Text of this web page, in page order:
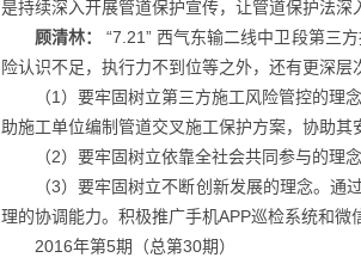
是持续深入开展管道保护宣传，让管道保护法
顾清林： “7.21” 西气东输二线中卫段第三
险认识不足，执行力不到位等之外，还有更深
（1）要牢固树立第三方施工风险管控的
助施工单位编制管道交叉施工保护方案，协助
（2）要牢固树立依靠全社会共同参与的
（3）要牢固树立不断创新发展的理念。
理的协调能力。积极推广手机APP巡检系统和
2016年第5期（总第30期）